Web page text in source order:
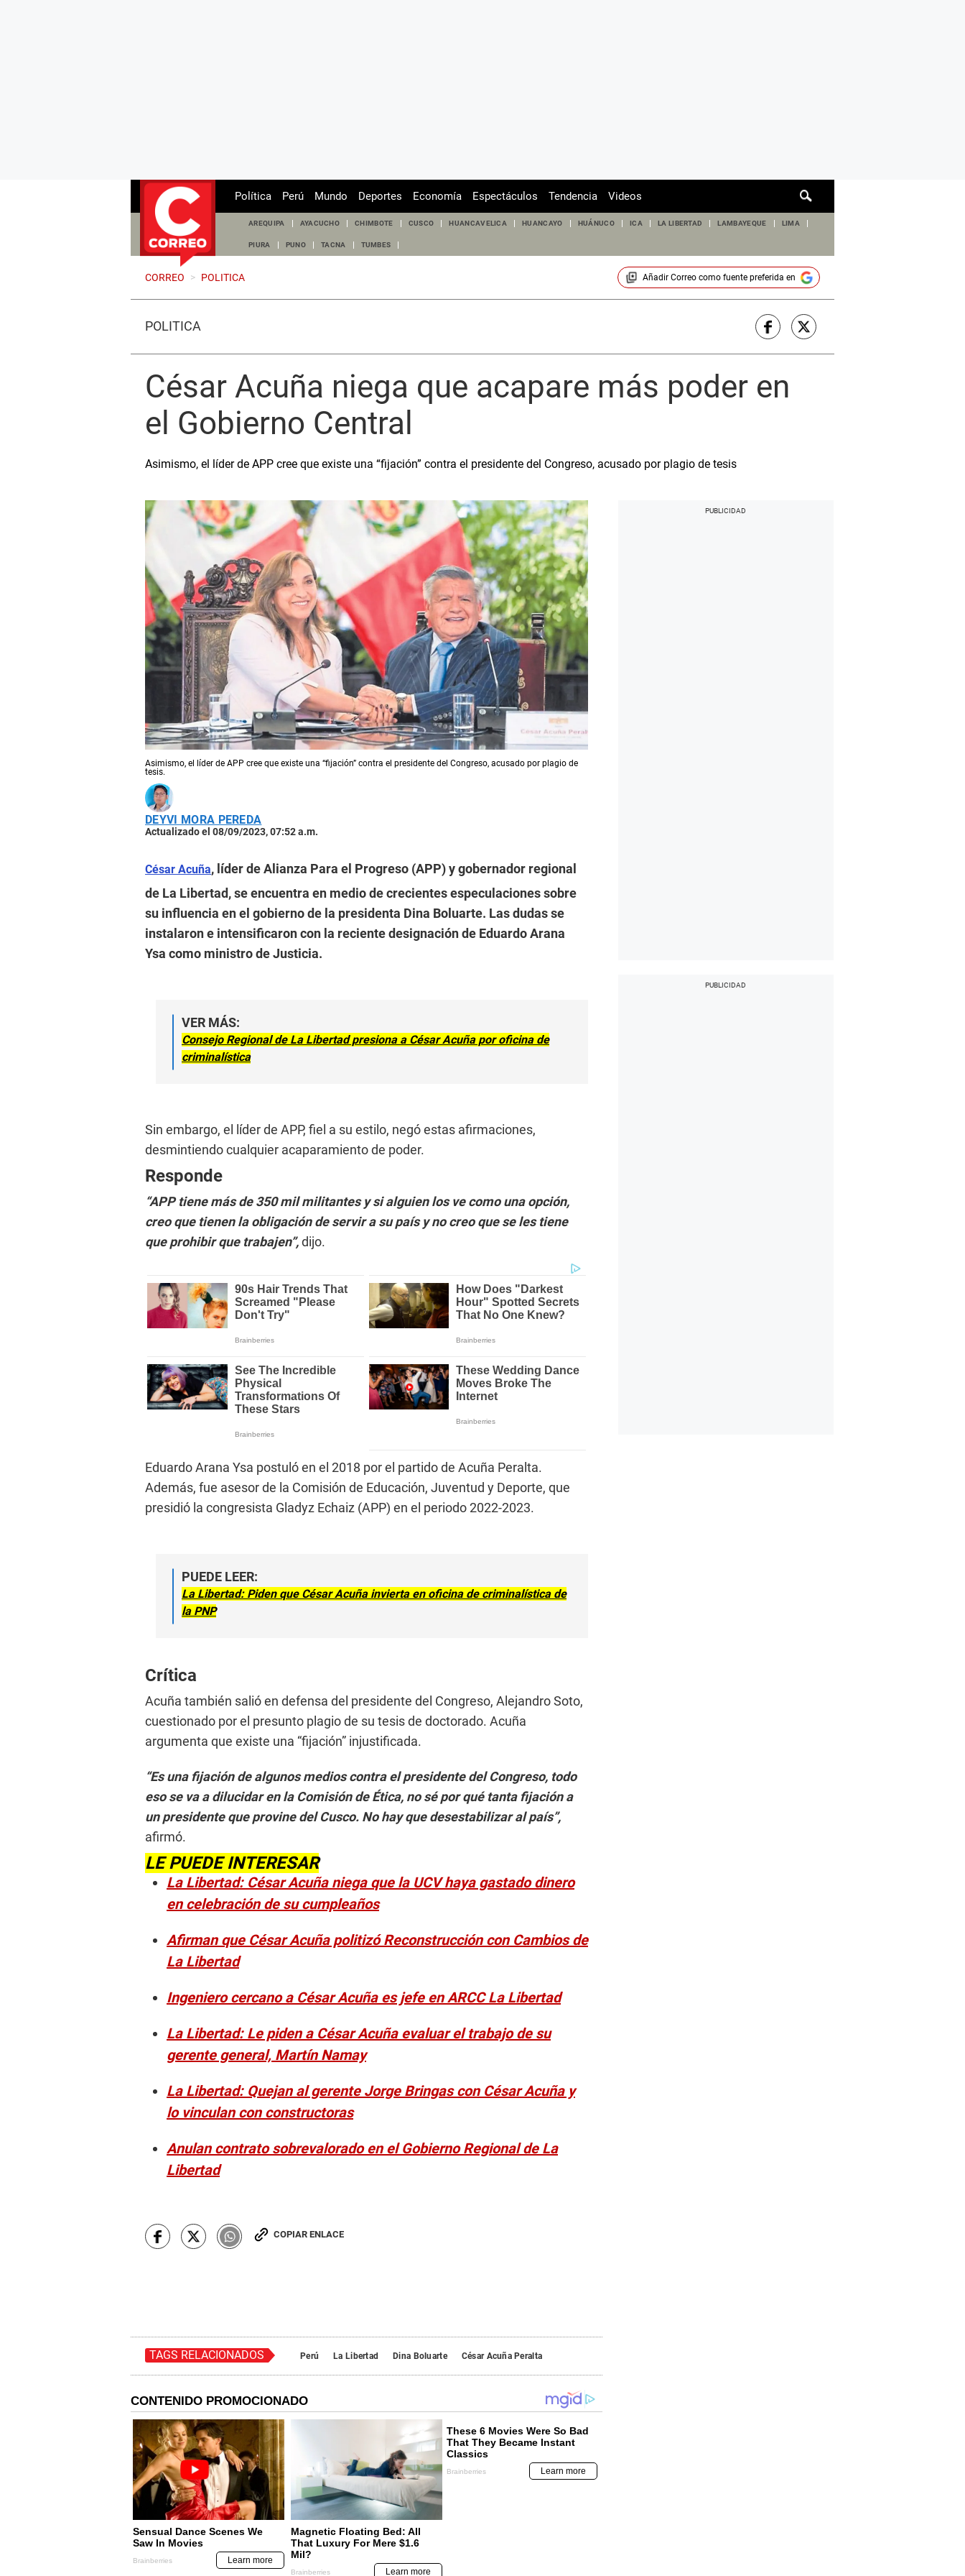
de
Política Perú Mundo Deportes Economía Espectáculos Tendencia Videos
AREQUIPA AYACUCHO CHIMBOTE CUSCO HUANCAVELICA HUANCAYO HUÁNUCO ICA LA LIBERTAD LAMBAYEQUE LIMA
PIURA PUNO TACNA TUMBES
CORREO > POLITICA Añadir Correocomo fuente preferida en
POLÍTICA
César Acuña niega que acapare más poder en
el Gobierno Central
Asimismo, el líder de APP cree que existe una “fijación” contra el presidente del Congreso, acusado por plagio de tesis
Asimismo, el líder de APP cree que existe una “fijación” contra el presidente del Congreso, acusado por plagio de
tesis.
DEYVI MORA PEREDA
Actualizado el 08/09/2023, 07:52 a.m.
César Acuña, líder de Alianza Para el Progreso (APP) y gobernador regional
de La Libertad, se encuentra en medio de crecientes especulaciones sobre
su influencia en el gobierno de la presidenta Dina Boluarte. Las dudas se
instalaron e intensificaron con la reciente designación de Eduardo Arana
Ysa como ministro de Justicia.
VER MÁS:
Consejo Regional de La Libertad presiona a César Acuña por oficina de
criminalística
Sin embargo, el líder de APP, fiel a su estilo, negó estas afirmaciones,
desmintiendo cualquier acaparamiento de poder.
Responde
“APP tiene más de 350 mil militantes y si alguien los ve como una opción,
creo que tienen la obligación de servir a su país y no creo que se les tiene
que prohibir que trabajen”,dijo.
Eduardo Arana Ysa postuló en el 2018 por el partido de Acuña Peralta.
Además, fue asesor de la Comisión de Educación, Juventud y Deporte, que
presidió la congresista Gladyz Echaiz (APP) en el periodo 2022-2023.
PUEDE LEER:
La Libertad: Piden que César Acuña invierta en oficina de criminalística de
la PNP
Crítica
Acuña también salió en defensa del presidente del Congreso, Alejandro Soto,
cuestionado por el presunto plagio de su tesis de doctorado. Acuña
argumenta que existe una “fijación” injustificada.
“Es una fijación de algunos medios contra el presidente del Congreso, todo
eso se va a dilucidar en la Comisión de Ética, no sé por qué tanta fijación a
un presidente que provine del Cusco. No hay que desestabilizar al país”,
afirmó.
LE PUEDE INTERESAR
La Libertad: César Acuña niega que la UCV haya gastado dinero
en celebración de su cumpleaños
Afirman que César Acuña politizó Reconstrucción con Cambios de
La Libertad
Ingeniero cercano a César Acuña es jefe en ARCC La Libertad
La Libertad: Le piden a César Acuña evaluar el trabajo de su
gerente general, Martín Namay
La Libertad: Quejan al gerente Jorge Bringas con César Acuña y
lo vinculan con constructoras
Anulan contrato sobrevalorado en el Gobierno Regional de La
Libertad
COPIAR ENLACE
TAGS RELACIONADOS Perú La Libertad Dina Boluarte César Acuña Peralta